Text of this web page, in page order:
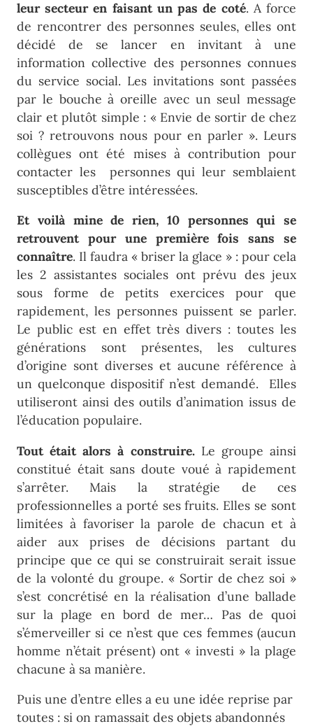
leur secteur en faisant un pas de coté. A force
de rencontrer des personnes seules, elles ont
décidé de se lancer en invitant à une
information collective des personnes connues
du service social. Les invitations sont passées
par le bouche à oreille avec un seul message
clair et plutôt simple : « Envie de sortir de chez
soi ? retrouvons nous pour en parler ». Leurs
collègues ont été mises à contribution pour
contacter les personnes qui leur semblaient
susceptibles d’être intéressées.
Et voilà mine de rien, 10 personnes qui se
retrouvent pour une première fois sans se
connaître. Il faudra « briser la glace » : pour cela
les 2 assistantes sociales ont prévu des jeux
sous forme de petits exercices pour que
rapidement, les personnes puissent se parler.
Le public est en effet très divers : toutes les
générations sont présentes, les cultures
d’origine sont diverses et aucune référence à
un quelconque dispositif n’est demandé. Elles
utiliseront ainsi des outils d’animation issus de
l’éducation populaire.
Tout était alors à construire.Le groupe ainsi
constitué était sans doute voué à rapidement
s’arrêter. Mais la stratégie de ces
professionnelles a porté ses fruits. Elles se sont
limitées à favoriser la parole de chacun et à
aider aux prises de décisions partant du
principe que ce qui se construirait serait issue
de la volonté du groupe. « Sortir de chez soi »
s’est concrétisé en la réalisation d’une ballade
sur la plage en bord de mer… Pas de quoi
s’émerveiller si ce n’est que ces femmes (aucun
homme n’était présent) ont « investi » la plage
chacune à sa manière.
Puis une d’entre elles a eu une idée reprise par
toutes : si on ramassait des objets abandonnés